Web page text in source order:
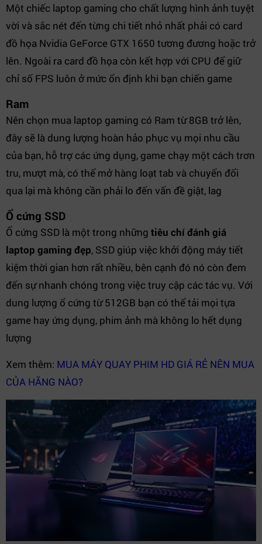
Một chiếc laptop gaming cho chất lượng hình ảnh tuyệt
vời và sắc nét đến từng chi tiết nhỏ nhất phải có card
đồ họa Nvidia GeForce GTX 1650 tương đương hoặc trở
lên. Ngoài ra card đồ họa còn kết hợp với CPU để giữ
chỉ số FPS luôn ở mức ổn định khi bạn chiến game
Ram
Nên chọn mua laptop gaming có Ram từ 8GB trở lên,
đây sẽ là dung lượng hoàn hảo phục vụ mọi nhu cầu
của bạn, hỗ trợ các ứng dụng, game chạy một cách trơn
tru, mượt mà, có thể mở hàng loạt tab và chuyển đổi
qua lại mà không cần phải lo đến vấn đề giật, lag
Ổ cứng SSD
Ổ cứng SSD là một trong những tiêu chí đánh giá
laptop gaming đẹp, SSD giúp việc khởi động máy tiết
kiệm thời gian hơn rất nhiều, bên cạnh đó nó còn đem
đến sự nhanh chóng trong việc truy cập các tác vụ. Với
dung lượng ổ cứng từ 512GB bạn có thể tải mọi tựa
game hay ứng dụng, phim ảnh mà không lo hết dụng
lượng
Xem thêm: MUA MÁY QUAY PHIM HD GIÁ RẺ NÊN MUA
CỦA HÃNG NÀO?